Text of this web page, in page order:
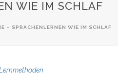
WIE IM SCHLAF
– SPRACHENLERNEN WIE IM SCHLAF